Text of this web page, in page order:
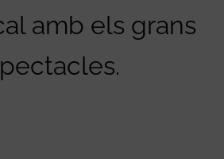
amb els grans